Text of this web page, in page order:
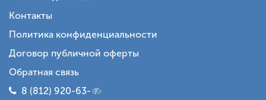
Контакты
Политика конфиденциальности
Договор публичной оферты
Обратная связь
8 (812) 920-63-